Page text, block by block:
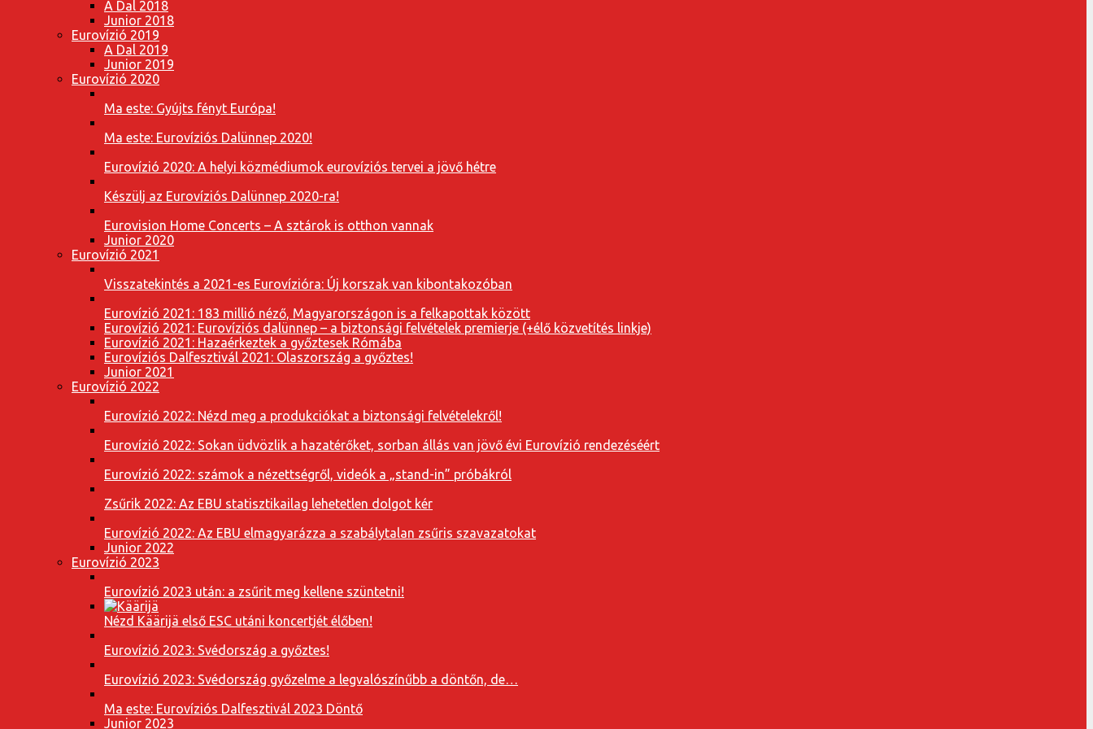
A Dal 2018
Junior 2018
Eurovízió 2019
A Dal 2019
Junior 2019
Eurovízió 2020
Ma este: Gyújts fényt Európa!
Ma este: Eurovíziós Dalünnep 2020!
Eurovízió 2020: A helyi közmédiumok eurovíziós tervei a jövő hétre
Készülj az Eurovíziós Dalünnep 2020-ra!
Eurovision Home Concerts – A sztárok is otthon vannak
Junior 2020
Eurovízió 2021
Visszatekintés a 2021-es Eurovízióra: Új korszak van kibontakozóban
Eurovízió 2021: 183 millió néző, Magyarországon is a felkapottak között
Eurovízió 2021: Eurovíziós dalünnep – a biztonsági felvételek premierje (+élő közvetítés linkje)
Eurovízió 2021: Hazaérkeztek a győztesek Rómába
Eurovíziós Dalfesztivál 2021: Olaszország a győztes!
Junior 2021
Eurovízió 2022
Eurovízió 2022: Nézd meg a produkciókat a biztonsági felvételekről!
Eurovízió 2022: Sokan üdvözlik a hazatérőket, sorban állás van jövő évi Eurovízió rendezéséért
Eurovízió 2022: számok a nézettségről, videók a „stand-in” próbákról
Zsűrik 2022: Az EBU statisztikailag lehetetlen dolgot kér
Eurovízió 2022: Az EBU elmagyarázza a szabálytalan zsűris szavazatokat
Junior 2022
Eurovízió 2023
Eurovízió 2023 után: a zsűrit meg kellene szüntetni!
Nézd Käärijä első ESC utáni koncertjét élőben!
Eurovízió 2023: Svédország a győztes!
Eurovízió 2023: Svédország győzelme a legvalószínűbb a döntőn, de…
Ma este: Eurovíziós Dalfesztivál 2023 Döntő
Junior 2023